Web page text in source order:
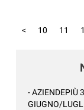
< 10 11
- AZIENDEPIÙ
GIUGNO/